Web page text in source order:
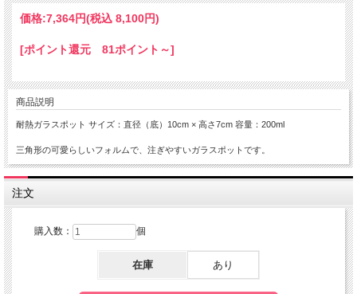
価格:7,364円(税込 8,100円)
[ポイント還元 81ポイント～]
商品説明
耐熱ガラスポット サイズ：直径（底）10cm × 高さ7cm 容量：200ml
三角形の可愛らしいフォルムで、注ぎやすいガラスポットです。
注文
購入数： 個
在庫 あり